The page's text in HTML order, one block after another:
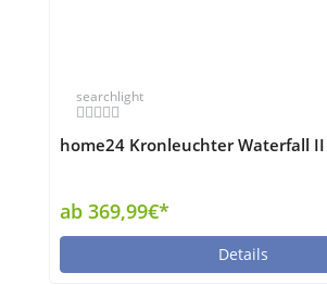
searchlight
home24 Kronleuchter Waterfall II
ab 369,99€*
Details